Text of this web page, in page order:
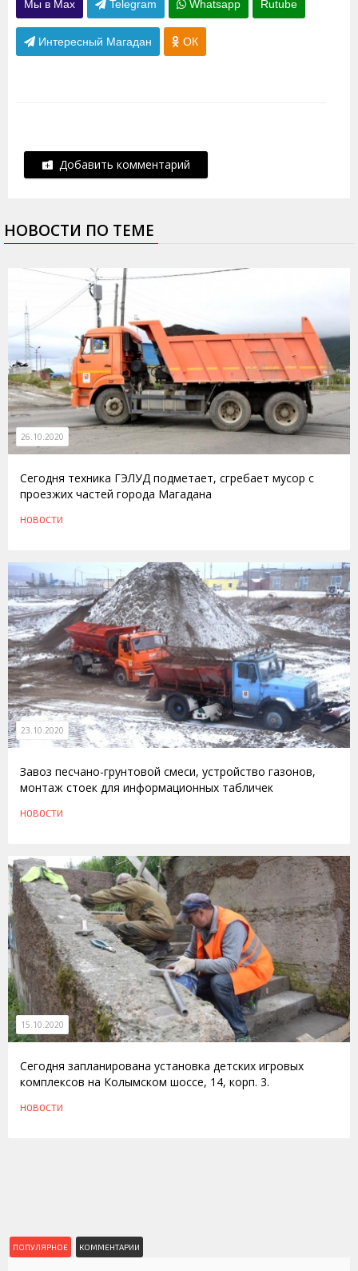
Мы в Max Telegram Whatsapp Rutube
Интересный Магадан ОК
Добавить комментарий
НОВОСТИ ПО ТЕМЕ
26.10.2020
Сегодня техника ГЭЛУД подметает, сгребает мусор с
проезжих частей города Магадана
НОВОСТИ
23.10.2020
Завоз песчано-грунтовой смеси, устройство газонов,
монтаж стоек для информационных табличек
НОВОСТИ
15.10.2020
Сегодня запланирована установка детских игровых
комплексов на Колымском шоссе, 14, корп. 3.
НОВОСТИ
ПОПУЛЯРНОЕ КОММЕНТАРИИ